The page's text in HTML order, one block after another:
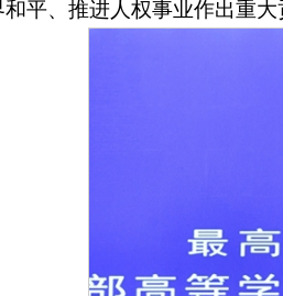
平、推进人权事业作出重大